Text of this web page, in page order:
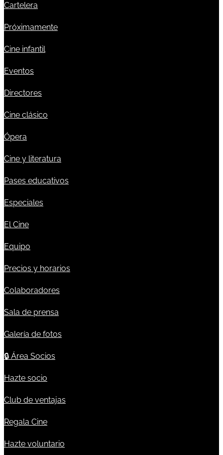
Cartelera
Próximamente
Cine infantil
Eventos
Directores
Cine clásico
Ópera
Cine y literatura
Pases educativos
Especiales
El Cine
Equipo
Precios y horarios
Colaboradores
Sala de prensa
Galería de fotos
🔒 Área Socios
Hazte socio
Club de ventajas
Regala Cine
Hazte voluntario